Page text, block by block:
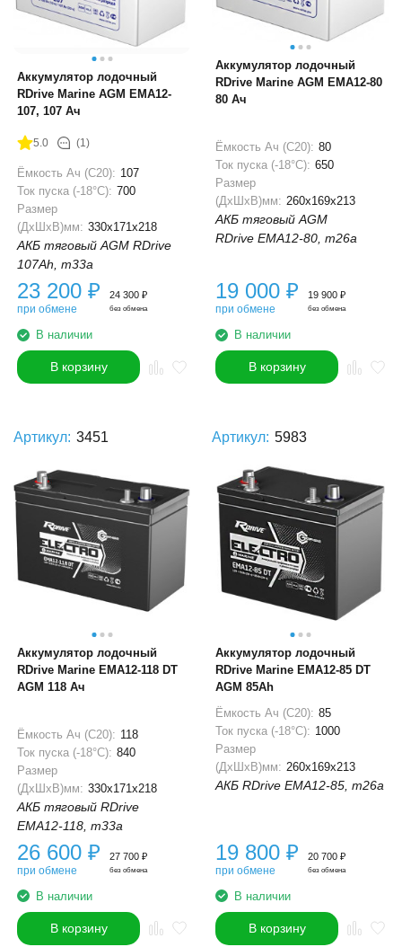
Аккумулятор лодочный
RDrive Marine AGM EMA12-
107, 107 Ач
5.0 (1)
Ёмкость Ач (С20): 107
Ток пуска (-18°С): 700
Размер
(ДхШхВ)мм: 330x171x218
АКБ тяговый AGM RDrive
107Ah, m33a
23 200 ₽
при обмене
24 300 ₽
без обмена
В наличии
В корзину
Аккумулятор лодочный
RDrive Marine AGM EMA12-80
80 Ач
Ёмкость Ач (С20): 80
Ток пуска (-18°С): 650
Размер
(ДхШхВ)мм: 260x169x213
АКБ тяговый AGM
RDrive EMA12-80, m26a
19 000 ₽
при обмене
19 900 ₽
без обмена
В наличии
В корзину
Артикул: 3451
Аккумулятор лодочный
RDrive Marine EMA12-118 DT
AGM 118 Ач
Ёмкость Ач (С20): 118
Ток пуска (-18°С): 840
Размер
(ДхШхВ)мм: 330x171x218
АКБ тяговый RDrive
EMA12-118, m33a
26 600 ₽
при обмене
27 700 ₽
без обмена
В наличии
В корзину
Артикул: 5983
Аккумулятор лодочный
RDrive Marine EMA12-85 DT
AGM 85Ah
Ёмкость Ач (С20): 85
Ток пуска (-18°С): 1000
Размер
(ДхШхВ)мм: 260x169x213
АКБ RDrive EMA12-85, m26a
19 800 ₽
при обмене
20 700 ₽
без обмена
В наличии
В корзину